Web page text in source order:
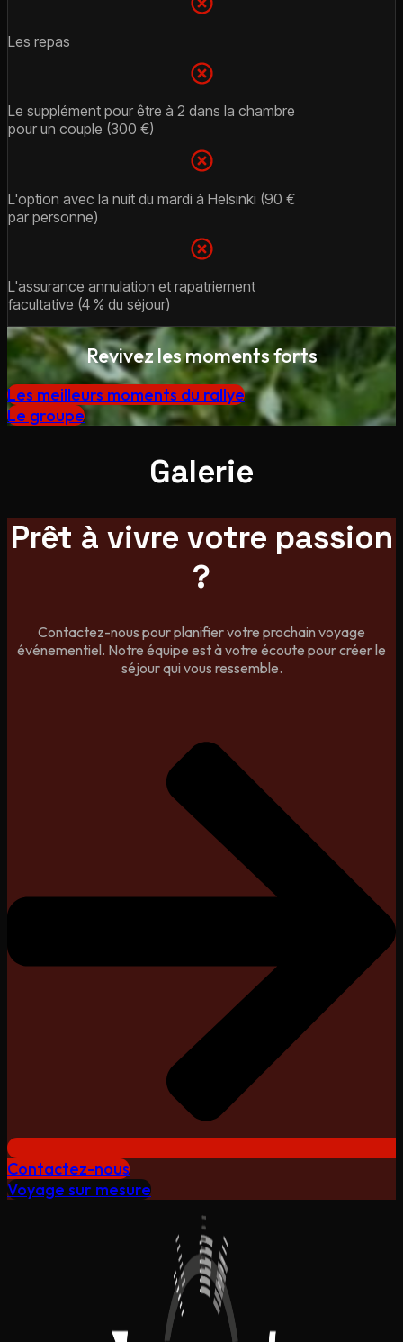
Les repas
Le supplément pour être à 2 dans la chambre
pour un couple (300 €)
L'option avec la nuit du mardi à Helsinki (90 €
par personne)
L'assurance annulation et rapatriement
facultative (4 % du séjour)
Revivez les moments forts
Les meilleurs moments du rallye
Le groupe
Galerie
Prêt à vivre votre passion
?
Contactez-nous pour planifier votre prochain voyage
événementiel. Notre équipe est à votre écoute pour créer le
séjour qui vous ressemble.
Contactez-nous
Voyage sur mesure